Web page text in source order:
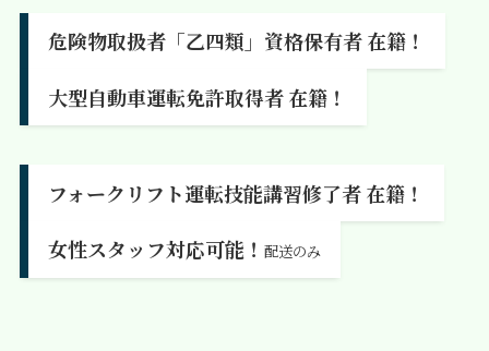
危険物取扱者「乙四類」資格保有者 在籍！
大型自動車運転免許取得者 在籍！
フォークリフト運転技能講習修了者 在籍！
女性スタッフ対応可能！ 配送のみ